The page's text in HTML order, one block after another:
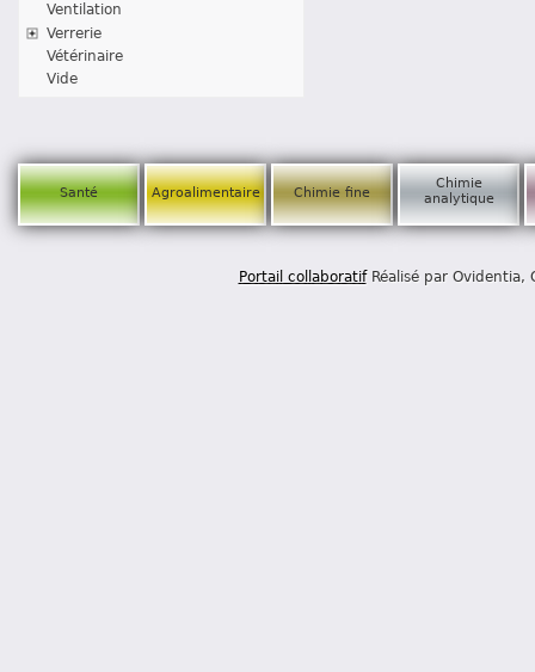
Ventilation
Verrerie
Vétérinaire
Vide
Santé Agroalimentaire Chimie fine
Chimie
analytique
Portail collaboratifRéalisé par Ovidentia,